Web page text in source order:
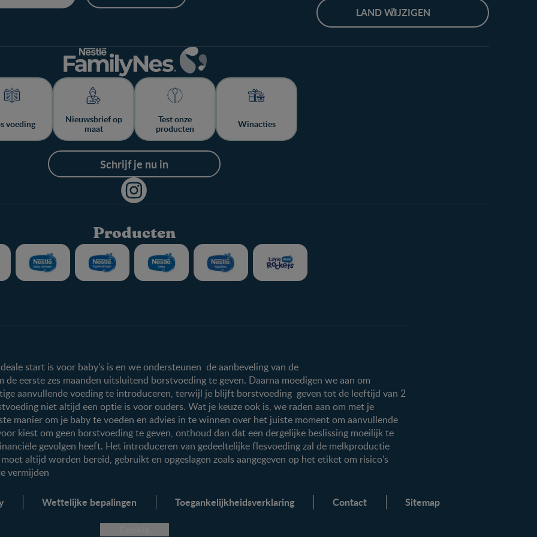
LAND WIJZIGEN
voeding
Nieuwsbrief op
maat
Test onze
producten
Winacties
Schrijf je nu in
Producten
Inloggen / inschrijven
start is voor baby's is en we ondersteunen de aanbeveling van de
de eerste zes maanden uitsluitend borstvoeding te geven. Daarna moedigen we aan om
aanvullende voeding te introduceren, terwijl je blijft borstvoeding geven tot de leeftijd van 2
niet altijd een optie is voor ouders. Wat je keuze ook is, we raden aan om met je
manier om je baby te voeden en advies in te winnen over het juiste moment om aanvullende
kiest om geen borstvoeding te geven, onthoud dan dat een dergelijke beslissing moeilijk te
gevolgen heeft. Het introduceren van gedeeltelijke flesvoeding zal de melkproductie
altijd worden bereid, gebruikt en opgeslagen zoals aangegeven op het etiket om risico's
vermijden
Wettelijke bepalingen Toegankelijkheidsverklaring Contact
Sitemap